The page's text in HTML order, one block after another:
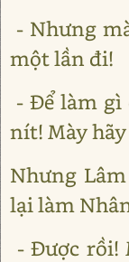
- Nhưng
một lần đi!
- Để làm gì
nít! Mày
Nhưng
lại làm
- Được rồi!